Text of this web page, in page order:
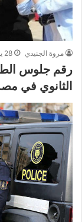
مروة الجنيدي 28 يوليو، 2022
الثانوي في